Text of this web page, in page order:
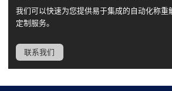
我们可以快速为您提供易于集成的自动化称重
定制服务。
联系我们